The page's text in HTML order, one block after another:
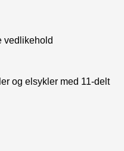
vedlikehold
og elsykler med 11-delt